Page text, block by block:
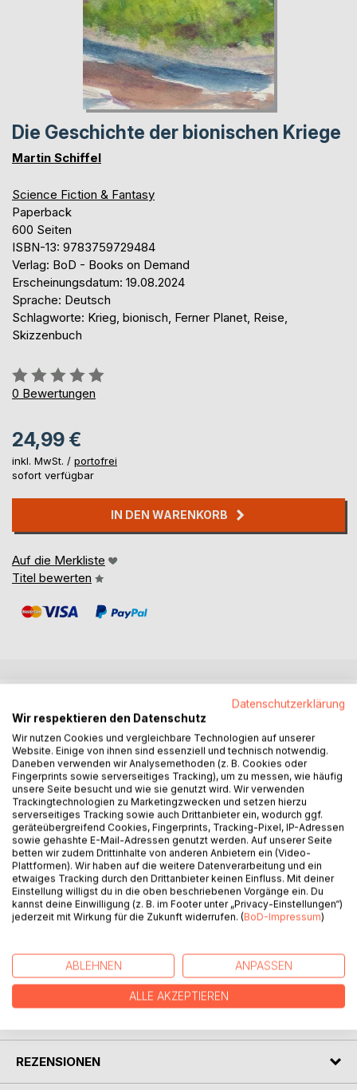
Die Geschichte der bionischen Kriege
Martin Schiffel
Science Fiction & Fantasy
Paperback
600 Seiten
ISBN-13: 9783759729484
Verlag: BoD - Books on Demand
Erscheinungsdatum: 19.08.2024
Sprache: Deutsch
Schlagworte: Krieg, bionisch, Ferner Planet, Reise,
Skizzenbuch
Bewertung::
0%
0 Bewertungen
24,99 €
inkl. MwSt. / portofrei
sofort verfügbar
IN DEN WARENKORB
Auf die Merkliste
Titel bewerten
Tausende von Jahren sind vergangen, seitdem ein nahezu
alles vernichtender Krieg den Planeten der Inselwelt und
des Kontinents in eine immer noch andauernde Eiszeit
stürzte. Dennoch, die politischen Spannungen nehmen zu
und es droht ein neuer Krieg. Wehe, wer zwischen die
Fronten gerät.
Matr-Jin ist Agent einer Tierhandlung. Er bereist erforschte
aber auch noch unentdeckte geheimnisvolle Regionen
dieses fernen und doch unserer Erde so ähnlichen
Planeten.
Es sind Reisen, die ihn immer tiefer in eine übermächtige
AUTOR/IN
REZENSIONEN
Datenschutzerklärung
Wir respektieren den Datenschutz
Wir nutzen Cookies und vergleichbare Technologien auf unserer
Website. Einige von ihnen sind essenziell und technisch notwendig.
Daneben verwenden wir Analysemethoden (z. B. Cookies oder
Fingerprints sowie serverseitiges Tracking), um zu messen, wie häufig
unsere Seite besucht und wie sie genutzt wird. Wir verwenden
Trackingtechnologien zu Marketingzwecken und setzen hierzu
serverseitiges Tracking sowie auch Drittanbieter ein, wodurch ggf.
geräteübergreifend Cookies, Fingerprints, Tracking-Pixel, IP-Adressen
sowie gehashte E-Mail-Adressen genutzt werden. Auf unserer Seite
betten wir zudem Drittinhalte von anderen Anbietern ein (Video-
Plattformen). Wir haben auf die weitere Datenverarbeitung und ein
etwaiges Tracking durch den Drittanbieter keinen Einfluss. Mit deiner
Einstellung willigst du in die oben beschriebenen Vorgänge ein. Du
kannst deine Einwilligung (z. B. im Footer unter „Privacy-Einstellungen“)
jederzeit mit Wirkung für die Zukunft widerrufen. (BoD-Impressum)
ABLEHNEN ANPASSEN
ALLE AKZEPTIEREN